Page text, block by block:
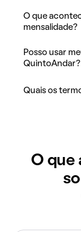
O que
mensalidade?
Posso usar
QuintoAndar?
Quais os
O que